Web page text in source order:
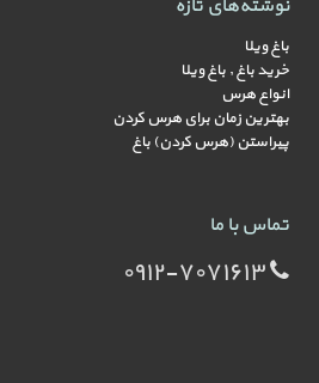
باغ ویلا
خرید باغ , باغ ویلا
انواع هرس
بهترین زمان برای هرس کردن
پیراستن (هرس کردن) باغ
تماس با ما